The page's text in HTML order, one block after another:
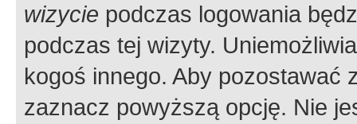
wizycie podczas logowania
podczas tej wizyty.
kogoś innego. Aby pozostawać
zaznacz powyższą opcję. Nie